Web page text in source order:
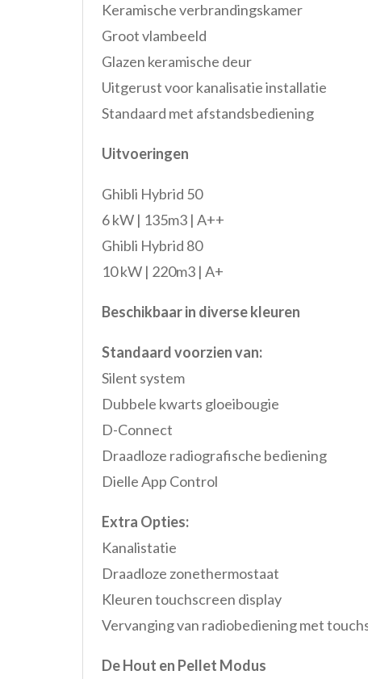
Keramische verbrandingskamer
Groot vlambeeld
Glazen keramische deur
Uitgerust voor kanalisatie installatie
Standaard met afstandsbediening
Uitvoeringen
Ghibli Hybrid 50
6 kW | 135m3 | A++
Ghibli Hybrid 80
10 kW | 220m3 | A+
Beschikbaar in diverse kleuren
Standaard voorzien van:
Silent system
Dubbele kwarts gloeibougie
D-Connect
Draadloze radiografische bediening
Dielle App Control
Extra Opties:
Kanalistatie
Draadloze zonethermostaat
Kleuren touchscreen display
Vervanging van radiobediening met
De Hout en Pellet Modus